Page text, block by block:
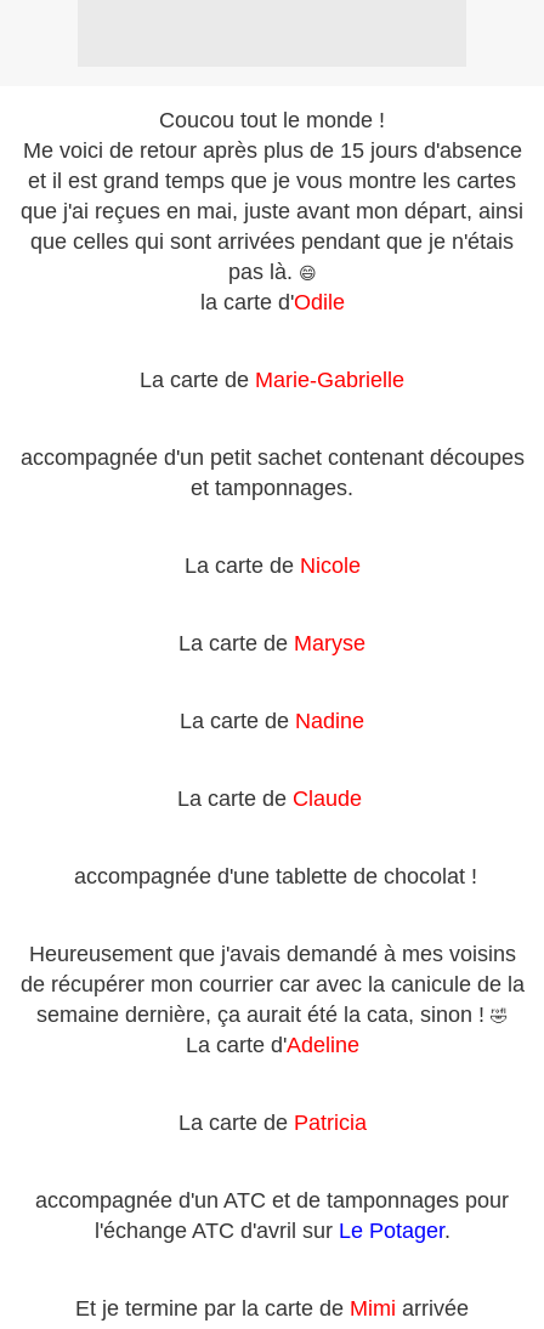
Coucou tout le monde !
Me voici de retour après plus de 15 jours d'absence
et il est grand temps que je vous montre les cartes
que j'ai reçues en mai, juste avant mon départ, ainsi
que celles qui sont arrivées pendant que je n'étais
pas là. 😄
la carte d'Odile
La carte de Marie-Gabrielle
accompagnée d'un petit sachet contenant découpes
et tamponnages.
La carte de Nicole
La carte de Maryse
La carte de Nadine
La carte de Claude
accompagnée d'une tablette de chocolat !
Heureusement que j'avais demandé à mes voisins
de récupérer mon courrier car avec la canicule de la
semaine dernière, ça aurait été la cata, sinon ! 🤣
La carte d'Adeline
La carte de Patricia
accompagnée d'un ATC et de tamponnages pour
l'échange ATC d'avril surLe Potager.
Et je termine par la carte de Mimi arrivée